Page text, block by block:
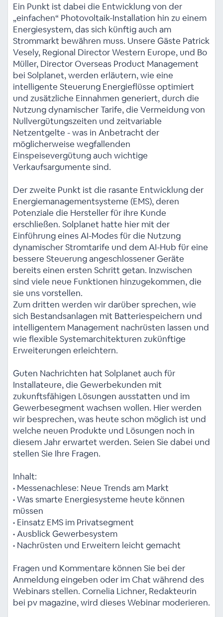
Ein Punkt ist dabei die Entwicklung von der
„einfachen“ Photovoltaik-Installation hin zu einem
Energiesystem, das sich künftig auch am
Strommarkt bewähren muss. Unsere Gäste Patrick
Vesely, Regional Director Western Europe, und Bo
Müller, Director Overseas Product Management
bei Solplanet, werden erläutern, wie eine
intelligente Steuerung Energieflüsse optimiert
und zusätzliche Einnahmen generiert, durch die
Nutzung dynamischer Tarife, die Vermeidung von
Nullvergütungszeiten und zeitvariable
Netzentgelte - was in Anbetracht der
möglicherweise wegfallenden
Einspeisevergütung auch wichtige
Verkaufsargumente sind.
Der zweite Punkt ist die rasante Entwicklung der
Energiemanagementsysteme (EMS), deren
Potenziale die Hersteller für ihre Kunde
erschließen. Solplanet hatte hier mit der
Einführung eines AI-Modes für die Nutzung
dynamischer Stromtarife und dem AI-Hub für eine
bessere Steuerung angeschlossener Geräte
bereits einen ersten Schritt getan. Inzwischen
sind viele neue Funktionen hinzugekommen, die
sie uns vorstellen.
Zum dritten werden wir darüber sprechen, wie
sich Bestandsanlagen mit Batteriespeichern und
intelligentem Management nachrüsten lassen und
wie flexible Systemarchitekturen zukünftige
Erweiterungen erleichtern.
Guten Nachrichten hat Solplanet auch für
Installateure, die Gewerbekunden mit
zukunftsfähigen Lösungen ausstatten und im
Gewerbesegment wachsen wollen. Hier werden
wir besprechen, was heute schon möglich ist und
welche neuen Produkte und Lösungen noch in
diesem Jahr erwartet werden. Seien Sie dabei und
stellen Sie Ihre Fragen.
Inhalt:
• Messenachlese: Neue Trends am Markt
• Was smarte Energiesysteme heute können
müssen
• Einsatz EMS im Privatsegment
• Ausblick Gewerbesystem
• Nachrüsten und Erweitern leicht gemacht
Fragen und Kommentare können Sie bei der
Anmeldung eingeben oder im Chat während des
Webinars stellen. Cornelia Lichner, Redakteurin
bei pv magazine, wird dieses Webinar moderieren.